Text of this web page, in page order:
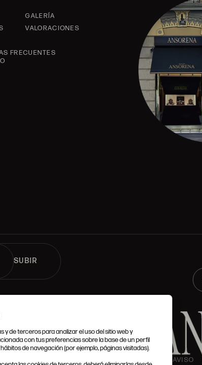
GALERÍA
VALORACIONES
FRECUENTES
SUBIR
AVISO
y de terceros para analizar el uso del sitio web y
con tus preferencias sobre la base de un perfil
de navegación (por ejemplo, páginas visitadas).